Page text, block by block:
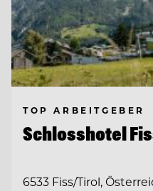
TOP ARBEITGEBER
Schlosshotel
6533 Fiss/Tirol,